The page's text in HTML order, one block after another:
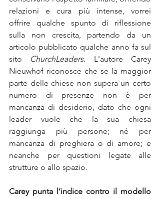
relazioni e cura più intense, vorrei
offrire qualche spunto di riflessione
sulla non crescita, partendo da un
articolo pubblicato qualche anno fa sul
sito ChurchLeaders. L'autore Carey
Nieuwhof riconosce che se la maggior
parte delle chiese non supera un certo
numero di presenze non è per
mancanza di desiderio, dato che ogni
leader vuole che la sua chiesa
raggiunga più persone; né per
mancanza di preghiera o di amore; e
neanche per questioni legate alle
strutture o allo spazio.
Carey punta l’indice contro il modello